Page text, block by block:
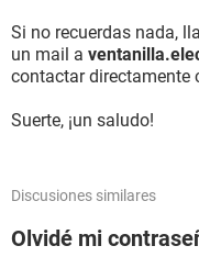
Si no recuerdas nada,
un mail a
contactar directamente
Suerte, ¡un saludo!
Discusiones similares
Olvidé mi